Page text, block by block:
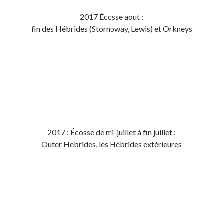
2017 Écosse aout :
fin des Hébrides (Stornoway, Lewis) et Orkneys
2017 : Écosse de mi-juillet à fin juillet :
Outer Hebrides, les Hébrides extérieures